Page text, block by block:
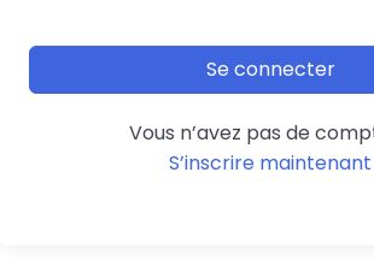
Se connecter
Vous n’avez pas de
S’inscrire maintenant